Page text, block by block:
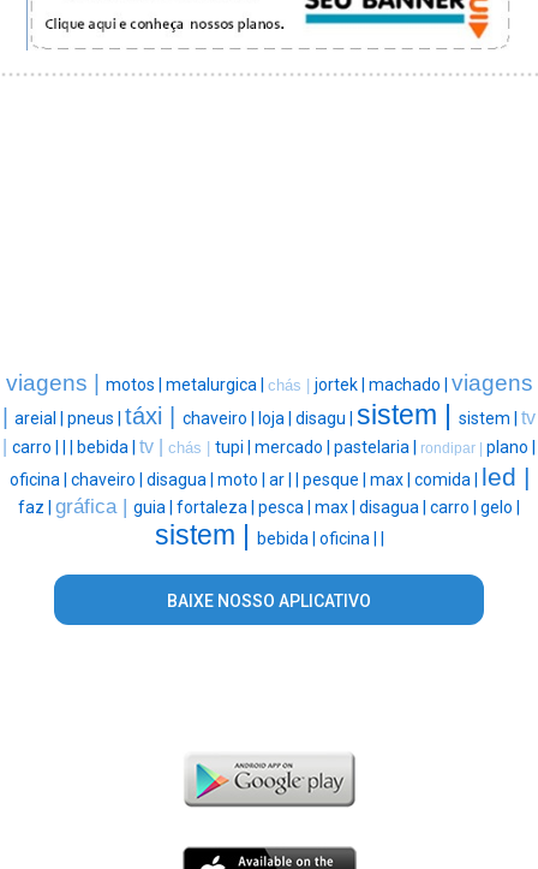
viagens | motos | metalurgica | chás | jortek | machado | viagens
| areial | pneus | táxi | chaveiro | loja | disagu | sistem | sistem | tv
carro | | | bebida | tv | chás | tupi | mercado | pastelaria | rondipar | plano |
oficina | chaveiro | disagua | moto | ar | | pesque | max | comida | led |
faz | gráfica | guia | fortaleza | pesca | max | disagua | carro | gelo |
sistem | bebida | oficina | |
BAIXE NOSSO APLICATIVO